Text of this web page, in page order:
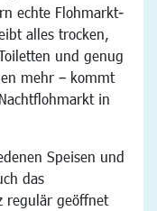
echte Flohmarkt-
alles trocken,
und genug
mehr – kommt
in
Speisen und
das
regulär geöffnet